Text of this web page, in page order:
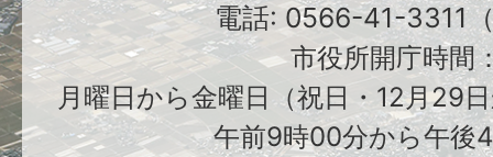
電話: 0566-41-3311
市役所開庁時間
月曜日から金曜日（祝日・12月29
午前9時00分から午後